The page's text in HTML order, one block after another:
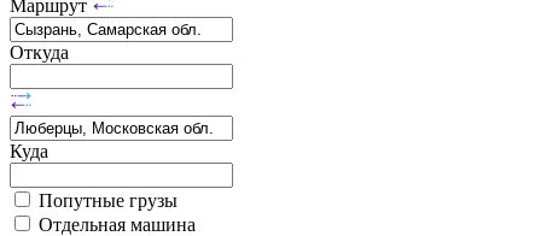
Маршрут
Откуда
Куда
Попутные грузы
Отдельная машина